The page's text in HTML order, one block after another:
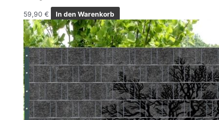
59,90 € In den Warenkorb